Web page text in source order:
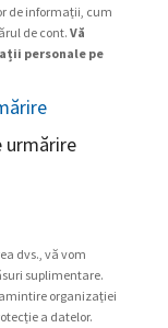
de informații, cum
de cont. Vă
personale pe
urmărire
dvs., vă vom
suplimentare.
organizației
a datelor.